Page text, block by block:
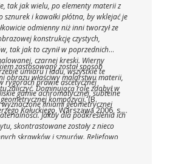
tak jak wielu, po elementy materii z
sznureki kawałki płótna, by wklejać je
odmienny niż inni tworzył ze
konstrukcję czystych,
tak jak to czynił w poprzednich
czarnej kreski. Wierny
umiaru i ładu, wszystkie te
rygorach prawie ascetycznej
gamie achromatycznej, subtelne
liniami geometrycznej
Jakby dla podkreślenia ich
skontrastowane zostały z nieco
skrawków i sznurów. Reliefowo
zastosowany został sposób
obrazu właściwy malarstwu materii,
zaliczyć. Dominującą rolę zdobył w
kompozycji.(B.
Kałuckiego, Warszawa 2006, s.